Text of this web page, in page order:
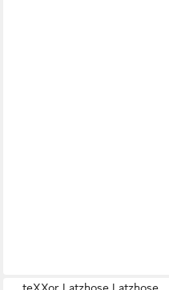
teXXor Latzhose Latzhose